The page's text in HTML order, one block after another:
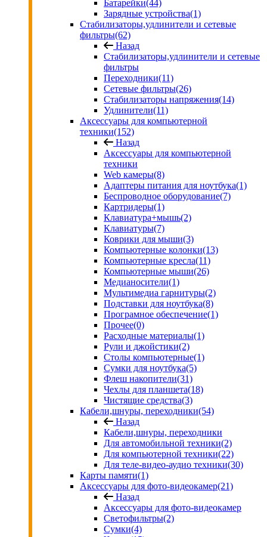
Батарейки(44)
Зарядные устройства(1)
Стабилизаторы,удлинители и сетевые
фильтры(62)
Назад
Стабилизаторы,удлинители и сетевые
фильтры
Переходники(11)
Сетевые фильтры(26)
Стабилизаторы напряжения(14)
Удлинители(11)
Аксессуары для компьютерной
техники(152)
Назад
Аксессуары для компьютерной
техники
Web камеры(8)
Адаптеры питания для ноутбука(1)
Беспроводное оборудование(7)
Картридеры(1)
Клавиатура+мышь(2)
Клавиатуры(7)
Коврики для мыши(3)
Компьютерные колонки(13)
Компьютерные кресла(11)
Компьютерные мыши(26)
Медианосители(1)
Мультимедиа гарнитуры(2)
Подставки для ноутбука(8)
Програмное обеспечение(1)
Прочее(0)
Расходные материалы(1)
Рули и джойстики(2)
Столы компьютерные(1)
Сумки для ноутбука(5)
Флеш накопители(31)
Чехлы для планшета(18)
Чистящие средства(3)
Кабели,шнуры, переходники(54)
Назад
Кабели,шнуры, переходники
Для автомобильной техники(2)
Для компьютерной техники(22)
Для теле-видео-аудио техники(30)
Карты памяти(1)
Аксессуары для фото-видеокамер(21)
Назад
Аксессуары для фото-видеокамер
Светофильтры(2)
Сумки(4)